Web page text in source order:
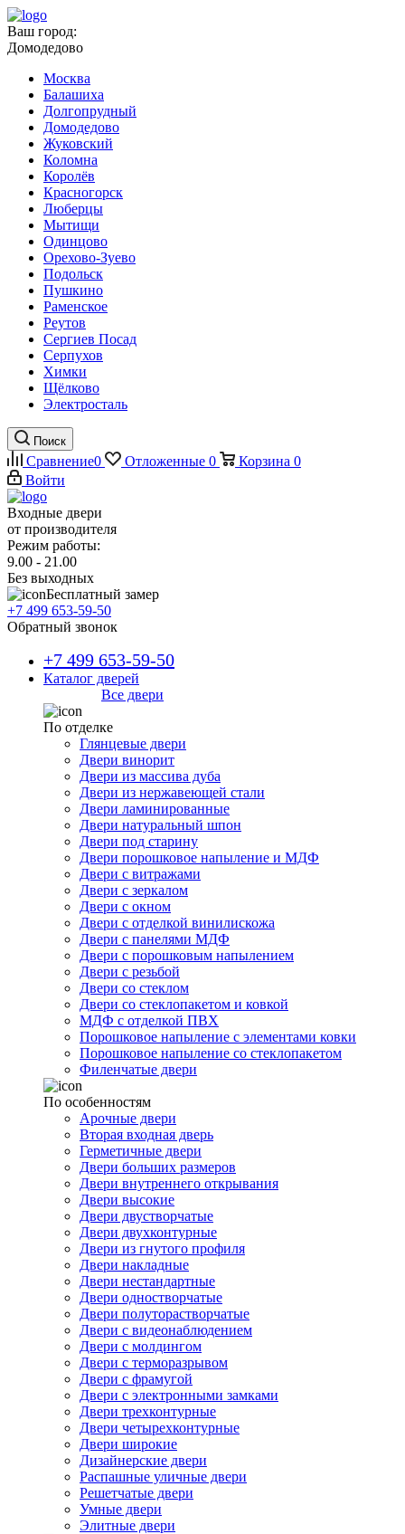
Ваш город:
Домодедово
Москва
Балашиха
Долгопрудный
Домодедово
Жуковский
Коломна
Королёв
Красногорск
Люберцы
Мытищи
Одинцово
Орехово-Зуево
Подольск
Пушкино
Раменское
Реутов
Сергиев Посад
Серпухов
Химки
Щёлково
Электросталь
Поиск
Сравнение0 Отложенные 0 Корзина 0
Войти
Входные двери
от производителя
Режим работы:
9.00 - 21.00
Без выходных
Бесплатный замер
+7 499 653-59-50
Обратный звонок
+7 499 653-59-50
Каталог дверей
Все двери
По отделке
Глянцевые двери
Двери винорит
Двери из массива дуба
Двери из нержавеющей стали
Двери ламинированные
Двери натуральный шпон
Двери под старину
Двери порошковое напыление и МДФ
Двери с витражами
Двери с зеркалом
Двери с окном
Двери с отделкой винилискожа
Двери с панелями МДФ
Двери с порошковым напылением
Двери с резьбой
Двери со стеклом
Двери со стеклопакетом и ковкой
МДФ с отделкой ПВХ
Порошковое напыление с элементами ковки
Порошковое напыление со стеклопакетом
Филенчатые двери
По особенностям
Арочные двери
Вторая входная дверь
Герметичные двери
Двери больших размеров
Двери внутреннего открывания
Двери высокие
Двери двустворчатые
Двери двухконтурные
Двери из гнутого профиля
Двери накладные
Двери нестандартные
Двери одностворчатые
Двери полуторастворчатые
Двери с видеонаблюдением
Двери с молдингом
Двери с терморазрывом
Двери с фрамугой
Двери с электронными замками
Двери трехконтурные
Двери четырехконтурные
Двери широкие
Дизайнерские двери
Распашные уличные двери
Решетчатые двери
Умные двери
Элитные двери